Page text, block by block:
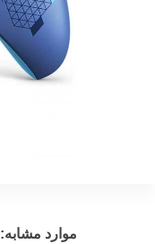
موارد مشابه: